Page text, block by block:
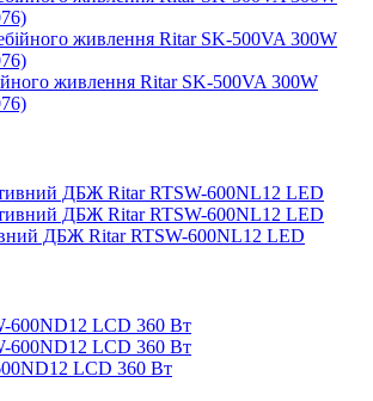
живлення Ritar SK-500VA 300W
ДБЖ Ritar RTSW-600NL12 LED
LCD 360 Вт